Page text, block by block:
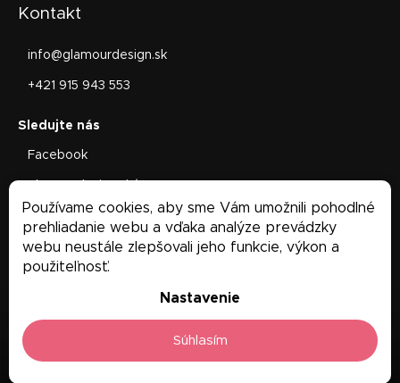
Používame cookies, aby sme Vám umožnili pohodlné
prehliadanie webu a vďaka analýze prevádzky
webu neustále zlepšovali jeho funkcie, výkon a
použiteľnosť.
Nastavenie
Súhlasím
Kontakt
info@glamourdesign.sk
+421 915 943 553
Facebook
Facebook